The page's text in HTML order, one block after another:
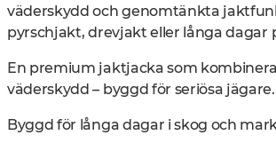
väderskydd och genomtänkta
pyrschjakt, drevjakt eller långa dagar
En premium jaktjacka som
väderskydd – byggd för seriösa jägare.
Byggd för långa dagar i skog och